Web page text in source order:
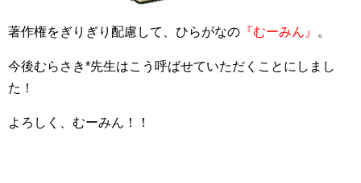
著作権をぎりぎり配慮して、ひらがなの 『むーみん』 。
今後むらさき*先生はこう呼ばせていただくことにしまし
た！
よろしく、むーみん！！